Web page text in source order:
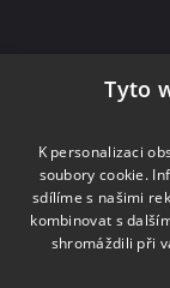
© 2026
MKS Beseda,
IČO: 00091758,
Tyto
K personalizaci
soubory cookie.
sdílíme s našimi
kombinovat s
shromáždili při